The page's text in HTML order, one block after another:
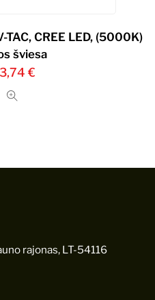
CREE LED, (5000K)
šviesa
€
rajonas, LT-54116